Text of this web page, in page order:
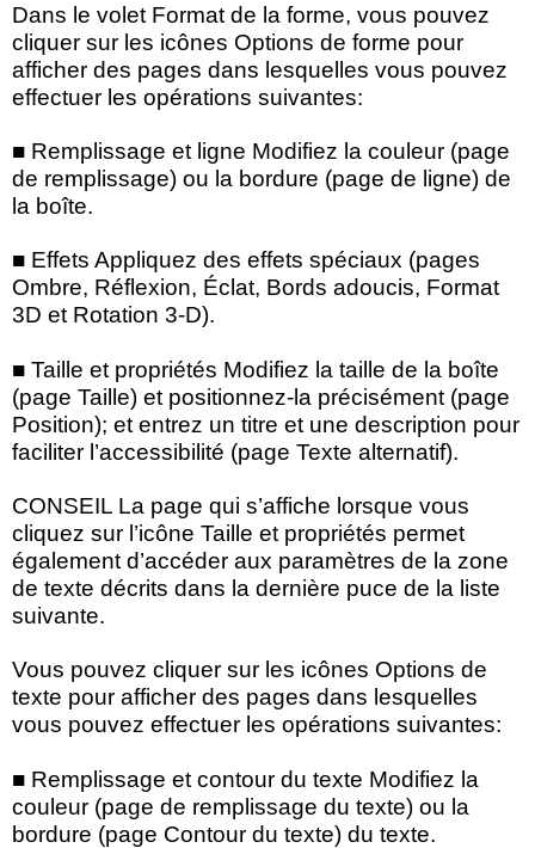
Dans le volet Format de la forme, vous pouvez
cliquer sur les icônes Options de forme pour
afficher des pages dans lesquelles vous pouvez
effectuer les opérations suivantes:
■ Remplissage et ligne Modifiez la couleur (page
de remplissage) ou la bordure (page de ligne) de
la boîte.
■ Effets Appliquez des effets spéciaux (pages
Ombre, Réflexion, Éclat, Bords adoucis, Format
3D et Rotation 3-D).
■ Taille et propriétés Modifiez la taille de la boîte
(page Taille) et positionnez-la précisément (page
Position); et entrez un titre et une description pour
faciliter l’accessibilité (page Texte alternatif).
CONSEIL La page qui s’affiche lorsque vous
cliquez sur l’icône Taille et propriétés permet
également d’accéder aux paramètres de la zone
de texte décrits dans la dernière puce de la liste
suivante.
Vous pouvez cliquer sur les icônes Options de
texte pour afficher des pages dans lesquelles
vous pouvez effectuer les opérations suivantes:
■ Remplissage et contour du texte Modifiez la
couleur (page de remplissage du texte) ou la
bordure (page Contour du texte) du texte.